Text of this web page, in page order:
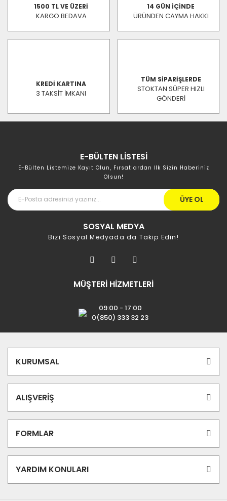
1500 TL VE ÜZERİ
KARGO BEDAVA
14 GÜN İÇİNDE
ÜRÜNDEN CAYMA HAKKI
KREDİ KARTINA
3 TAKSİT İMKANI
TÜM SİPARİŞLERDE
STOKTAN SÜPER HIZLI
GÖNDERİ
E-BÜLTEN LİSTESİ
E-Bülten Listemize Kayıt Olun, Fırsatlardan İlk Sizin Haberiniz
Olsun!
ÜYE OL
SOSYAL MEDYA
Bizi Sosyal Medyada da Takip Edin!
MÜŞTERİ HİZMETLERİ
09:00 - 17:00
0(850) 333 32 23
KURUMSAL
ALIŞVERİŞ
FORMLAR
YARDIM KONULARI